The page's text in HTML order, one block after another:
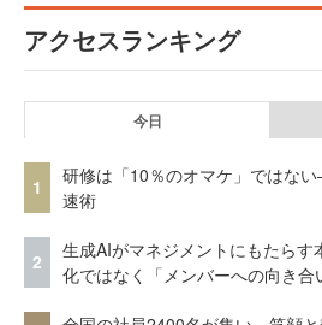
アクセスランキング
今日
1
研修は「10％のオマケ」ではな
速術
2
生成AIがマネジメントにもたらす
化ではなく「メンバーへの向き合